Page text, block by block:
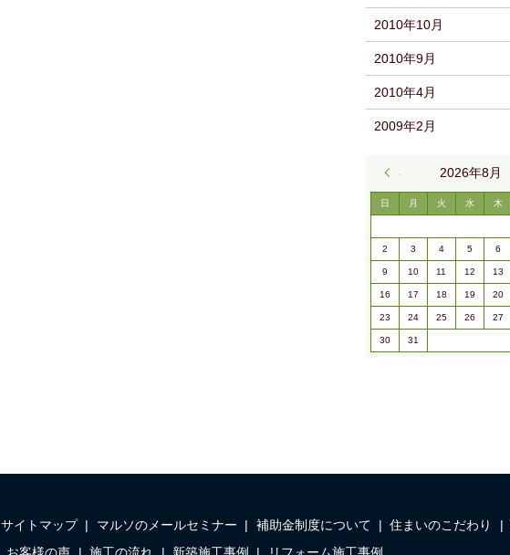
2010年10月
2010年9月
2010年4月
2009年2月
2026年8月
日 月 火 水 木
2 3 4 5 6
9 10 11 12 13
16 17 18 19 20
23 24 25 26 27
30 31
サイトマップ マルソのメールセミナー 補助金制度について 住まいのこだわり